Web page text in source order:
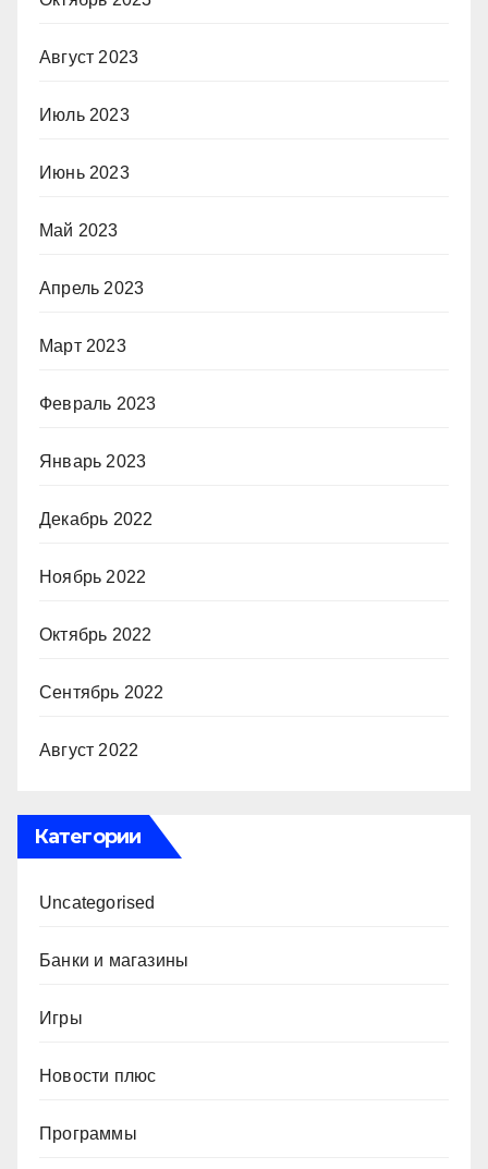
Август 2023
Июль 2023
Июнь 2023
Май 2023
Апрель 2023
Март 2023
Февраль 2023
Январь 2023
Декабрь 2022
Ноябрь 2022
Октябрь 2022
Сентябрь 2022
Август 2022
Категории
Uncategorised
Банки и магазины
Игры
Новости плюс
Программы